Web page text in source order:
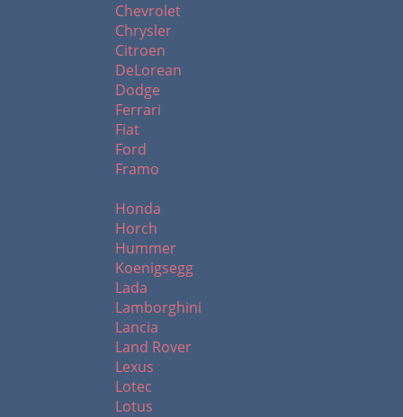
Chevrolet
Chrysler
Citroen
DeLorean
Dodge
Ferrari
Fiat
Ford
Framo
Honda
Horch
Hummer
Koenigsegg
Lada
Lamborghini
Lancia
Land Rover
Lexus
Lotec
Lotus